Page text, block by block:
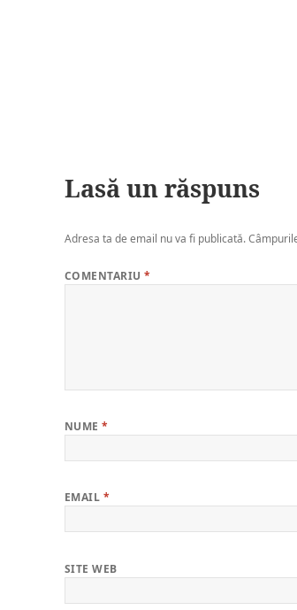
Lasă un răspuns
Adresa ta de email nu va fi publicată.
COMENTARIU*
NUME*
EMAIL *
SITE WEB